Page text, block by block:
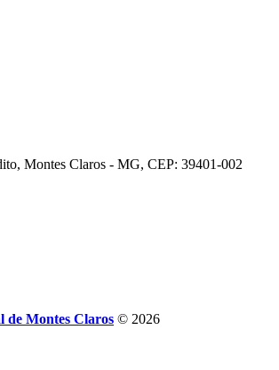
Montes Claros - MG, CEP: 39401-002
de Montes Claros © 2026